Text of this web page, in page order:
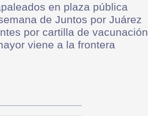
en plaza pública
de Juntos por Juárez
por cartilla de vacunación
viene a la frontera